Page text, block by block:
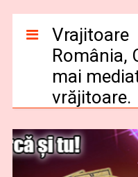
Vrajitoare
România,
mai
vrăjitoare.